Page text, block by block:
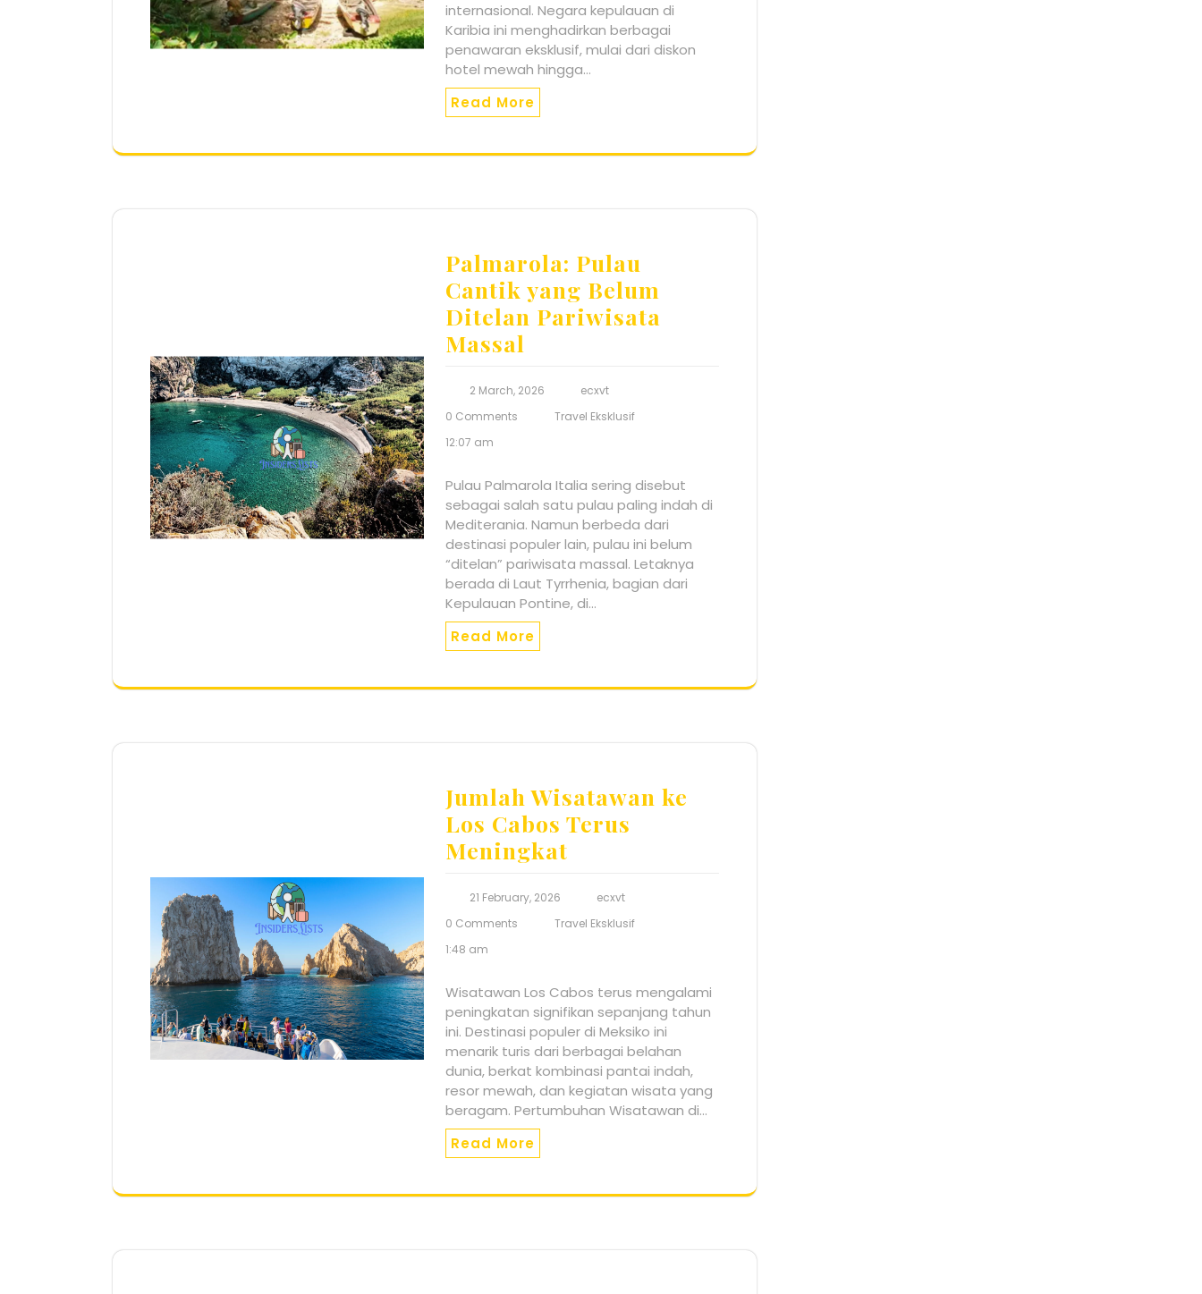
internasional. Negara kepulauan di
Karibia ini menghadirkan berbagai
penawaran eksklusif, mulai dari diskon
hotel mewah hingga…
Read More
Palmarola: Pulau
Cantik yang Belum
Ditelan Pariwisata
Massal
2 March, 2026
ecxvt
0 Comments
Travel Eksklusif
12:07 am
Pulau Palmarola Italia sering disebut
sebagai salah satu pulau paling indah di
Mediterania. Namun berbeda dari
destinasi populer lain, pulau ini belum
“ditelan” pariwisata massal. Letaknya
berada di Laut Tyrrhenia, bagian dari
Kepulauan Pontine, di…
Read More
Jumlah Wisatawan ke
Los Cabos Terus
Meningkat
21 February, 2026
ecxvt
0 Comments
Travel Eksklusif
1:48 am
Wisatawan Los Cabos terus mengalami
peningkatan signifikan sepanjang tahun
ini. Destinasi populer di Meksiko ini
menarik turis dari berbagai belahan
dunia, berkat kombinasi pantai indah,
resor mewah, dan kegiatan wisata yang
beragam. Pertumbuhan Wisatawan di…
Read More